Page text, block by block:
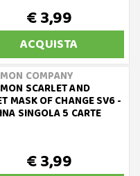
€ 3,99
ACQUISTA
COMPANY
SCARLET AND
MASK OF CHANGE SV6 -
SINGOLA 5 CARTE
€ 3,99